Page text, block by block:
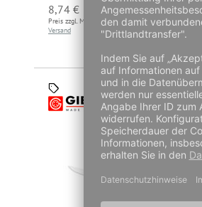
8,74 €
Preis zzgl. MwSt und
Versand
10,40 €
Preis inkl. MwSt zzgl.
Versand